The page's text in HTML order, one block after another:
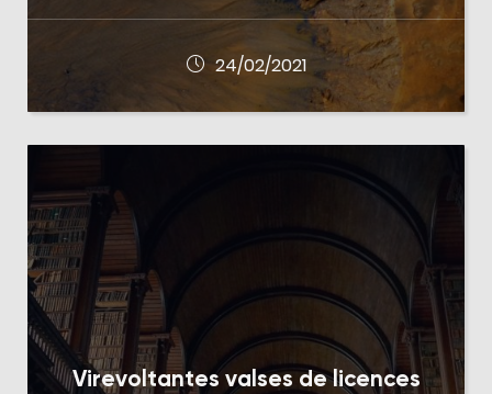
24/02/2021
Virevoltantes valses de licences